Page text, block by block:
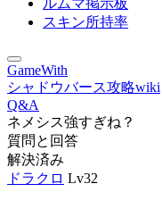
ルムマ掲示板
スキン所持率
GameWith
シャドウバース攻略wiki
Q&A
ネメシス強すぎね？
質問と回答
解決済み
ドラクロ Lv32